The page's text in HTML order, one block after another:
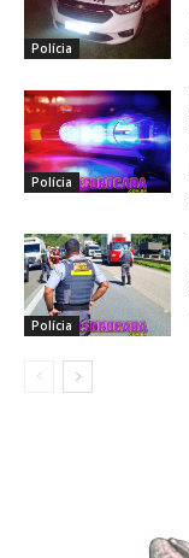
Polícia
Polícia
Polícia